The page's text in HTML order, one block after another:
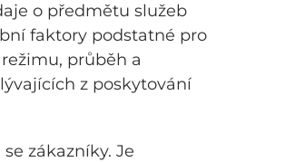
o předmětu služeb
faktory podstatné pro
průběh a
z poskytování
zákazníky. Je